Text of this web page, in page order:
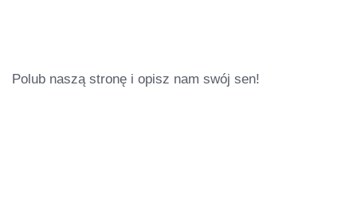
Polub naszą stronę i opisz nam swój sen!